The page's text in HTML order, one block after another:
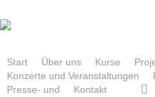
to
content
Start Über uns Kurse
Konzerte und Veranstaltungen
Presse- und
Kontakt